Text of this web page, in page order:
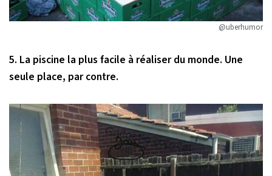
@uberhumor
5. La piscine la plus facile à réaliser du monde. Une
seule place, par contre.